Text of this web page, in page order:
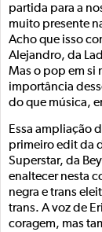
partida para a
muito presente
Acho que isso
Alejandro, da
Mas o pop em si
importância
do que música,
Essa ampliação
primeiro edit da
Superstar, da
enaltecer nesta
negra e trans
trans. A voz de
coragem, mas